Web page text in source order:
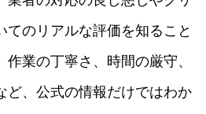
てのリアルな評価を知ること
業の丁寧さ、時間の厳守、
ど、公式の情報だけではわか